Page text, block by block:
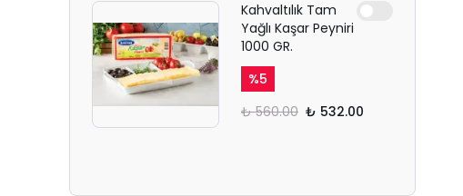
Kahvaltılık Tam
Yağlı Kaşar Peyniri
1000 GR.
%5
₺ 560.00 ₺ 532.00